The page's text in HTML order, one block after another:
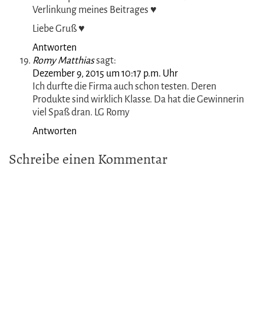
Liebe Grüße
Burgdame
Dezember 5, 2015 um 5:27 p.m. Uhr
Herzlichen Glückwunsch, Silvia S.
Antworten
TiaMelsagt:
Oh schade, ich komme zu spät, ich mag die Biomed
Gewinnspiel teilnehmen wollen. Danke auch für die